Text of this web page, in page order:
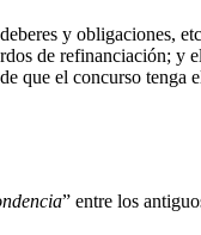
y obligaciones,
de refinanciación; y
que el concurso tenga
” entre los